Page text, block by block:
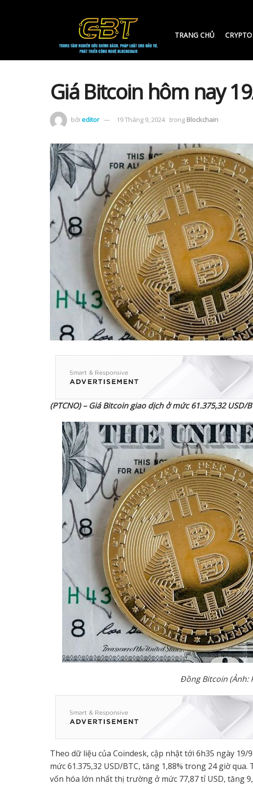
TRANG CHỦ CRYPTO
Giá Bitcoin hôm nay
bởi editor 19 Tháng 9, 2024 trong Blockchain
(PTCNO) – Giá Bitcoin giao dịchởmức 61.375,32 USD/
Đồng Bitcoin (Ảnh:
Theo dữ liệu của Coindesk, cập nhật tới 6h35 ngày 19/
mức 61.375,32 USD/BTC, tăng 1,88% trong 24 giờ
vốn hóa lớn nhất thị trường ở mức 77,87 tỉ USD, tăng